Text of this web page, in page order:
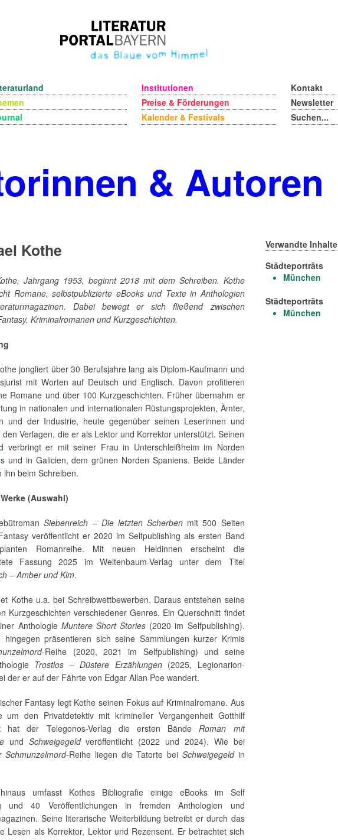
Institutionen
Preise & Förderungen
Kalender & Festivals
Kontakt
Newsletter
& Autoren
Kothe
Jahrgang 1953, beginnt 2018 mit dem Schreiben. Kothe
Romane, selbstpublizierte eBooks und Texte in Anthologien
Dabei bewegt er sich fließend zwischen
Kriminalromanen und Kurzgeschichten.
jongliert über 30 Berufsjahre lang als Diplom-Kaufmann und
mit Worten auf Deutsch und Englisch. Davon profitieren
Romane und über 100 Kurzgeschichten. Früher übernahm er
in nationalen und internationalen Rüstungsprojekten, Ämter,
und der Industrie, heute gegenüber seinen Leserinnen und
den Verlagen, die er als Lektor und Korrektor unterstützt. Seinen
verbringt er mit seiner Frau in Unterschleißheim im Norden
s und in Galicien, dem grünen Norden Spaniens. Beide Länder
ihn beim Schreiben.
(Auswahl)
Siebenreich – Die letzten Scherben mit 500 Seiten
veröffentlicht er 2020 im Selfpublishing als ersten Band
Romanreihe. Mit neuen Heldinnen erscheint die
Fassung 2025 im Weltenbaum-Verlag unter dem Titel
– Amber und Kim.
Kothe u.a. bei Schreibwettbewerben. Daraus entstehen seine
Kurzgeschichten verschiedener Genres. Ein Querschnitt findet
Anthologie Muntere Short Stories (2020 im Selfpublishing).
hingegen präsentieren sich seine Sammlungen kurzer Krimis
-Reihe (2020, 2021 im Selfpublishing) und seine
Trostlos – Düstere Erzählungen(2025, Legionarion-
der er auf der Fährte von Edgar Allan Poe wandert.
Fantasy legt Kothe seinen Fokus auf Kriminalromane. Aus
um den Privatdetektiv mit krimineller Vergangenheit Gotthilf
hat der Telegonos-Verlag die ersten BändeRoman mit
und Schweigegeldveröffentlicht (2022 und 2024). Wie bei
Schmunzelmord-Reihe liegen die Tatorte bei Schweigegeld in
umfasst Kothes Bibliografie einige eBooks im Self
und 40 Veröffentlichungen in fremden Anthologien und
Seine literarische Weiterbildung betreibt er durch das
Lesen als Korrektor, Lektor und Rezensent. Er betrachtet sich
Verwandte Inhalte
Städteporträts
München
Städteporträts
München